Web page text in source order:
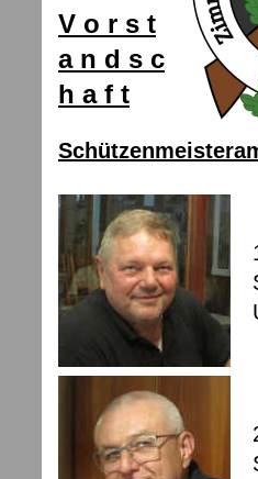
V o r s t
a n d s c
h a f t